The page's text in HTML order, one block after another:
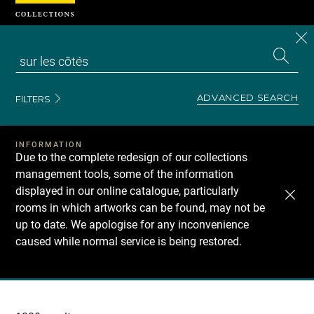
FILTERS ADVANCED SEARCH
INFORMATION
Due to the complete redesign of our collections
management tools, some of the information
displayed in our online catalogue, particularly
rooms in which artworks can be found, may not be
up to date. We apologise for any inconvenience
caused while normal service is being restored.
Recherche
Cookies management panel